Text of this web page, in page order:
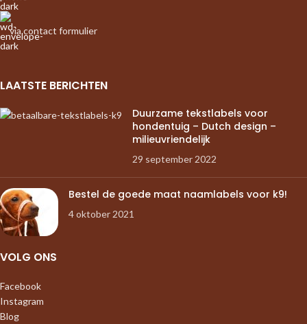
via contact formulier
LAATSTE BERICHTEN
Duurzame tekstlabels voor
hondentuig – Dutch design –
milieuvriendelijk
29 september 2022
Bestel de goede maat naamlabels voor k9!
4 oktober 2021
VOLG ONS
Facebook
Instagram
Blog